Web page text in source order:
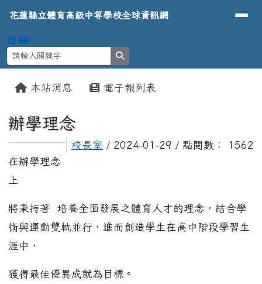
花蓮縣立體育高級中等學校全球資
導覽列
花蓮縣立體育高級中等學校全球資訊網
本站消息 電子報列表
辦學理念
校長室 / 2024-01-29 / 點閱數： 1562
在辦學理念
上
將秉持著 培養全面發展之體育人才的理念，結合學
術與運動雙軌並行，進而創造學生在高中階段學習生
涯中，
獲得最佳優異成就為目標。